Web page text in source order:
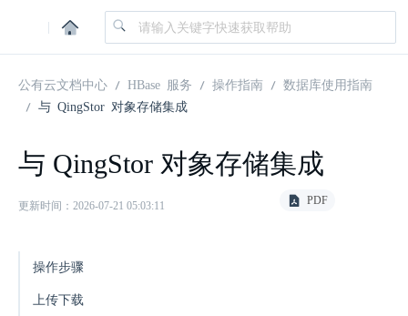
|
公有云文档中心 HBase 服务 操作指南
数据库使用指南
与 QingStor 对象存储集成
与 QingStor 对象存储集成
更新时间：2026-07-21 05:03:11 PDF
操作步骤
上传下载